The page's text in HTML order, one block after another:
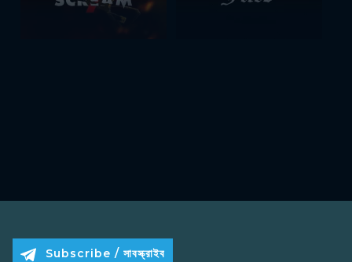
Subscribe / সাবস্ক্রাইব